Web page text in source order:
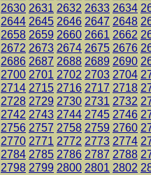
2630 2631 2632 2633 2634
2644 2645 2646 2647 2648
2658 2659 2660 2661 2662
2672 2673 2674 2675 2676
2686 2687 2688 2689 2690
2700 2701 2702 2703 2704
2714 2715 2716 2717 2718
2728 2729 2730 2731 2732
2742 2743 2744 2745 2746
2756 2757 2758 2759 2760
2770 2771 2772 2773 2774
2784 2785 2786 2787 2788
2798 2799 2800 2801 2802